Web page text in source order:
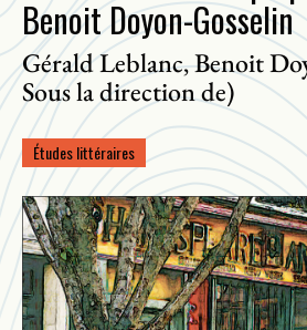
Benoit Doyon-Gosselin
Gérald Leblanc,Benoit
Sous la direction de)
Études littéraires